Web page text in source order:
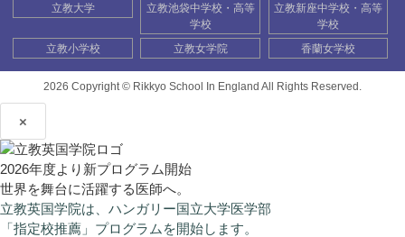
立教大学
立教池袋中学校・高等
学校
立教新座中学校・高等
学校
立教小学校
立教女学院 香蘭女学校
2026 Copyright © Rikkyo School In England All Rights Reserved.
×
2026年度より新プログラム開始
世界を舞台に活躍する医師へ。
立教英国学院は、ハンガリー国立大学医学部
「指定校推薦」プログラムを開始します。